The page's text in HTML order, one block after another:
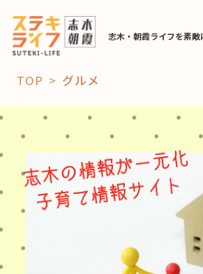
志木・朝霞ライフを素敵
「コト」
子育て
おすすめ
スポット
TOP グルメ